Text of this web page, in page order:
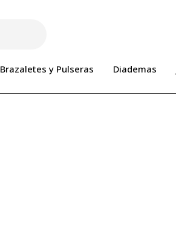
Brazaletes y Pulseras Diademas